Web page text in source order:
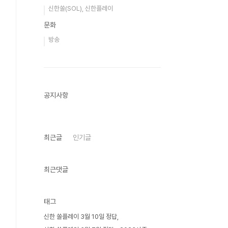
신한쏠(SOL), 신한플레이
문화
방송
공지사항
최근글 인기글
최근댓글
태그
신한 쏠플레이 3월 10일 정답